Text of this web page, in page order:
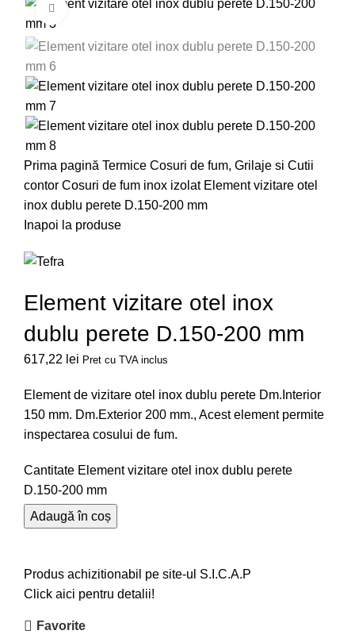
Faceți click pentru a mări
Prima pagină Termice Cosuri de fum, Grilaje si Cutii
contor Cosuri de fum inox izolat Element vizitare otel
inox dublu perete D.150-200 mm
Inapoi la produse
Element vizitare otel inox
dublu perete D.150-200 mm
617,22 lei Pret cu TVA inclus
Element de vizitare otel inox dublu perete Dm.Interior
150 mm. Dm.Exterior 200 mm., Acest element permite
inspectarea cosului de fum.
Cantitate Element vizitare otel inox dublu perete
D.150-200 mm
Adaugă în coș
Produs achizitionabil pe site-ul S.I.C.A.P
Click aici pentru detalii!
Favorite